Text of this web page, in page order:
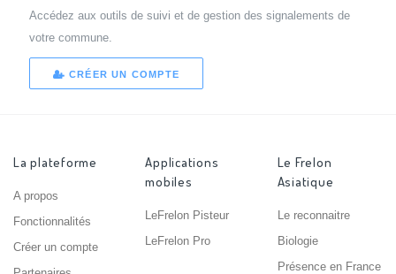
Accédez aux outils de suivi et de gestion des signalements de
votre commune.
CRÉER UN COMPTE
La plateforme
A propos
Fonctionnalités
Créer un compte
Applications
mobiles
LeFrelon Pisteur
LeFrelon Pro
Le Frelon
Asiatique
Le reconnaitre
Biologie
Présence en France